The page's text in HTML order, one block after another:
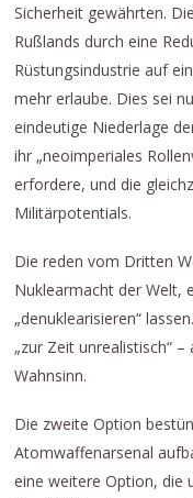
Sicherheit gewährten.
Rußlands durch eine
Rüstungsindustrie auf
mehr erlaube. Dies sei
eindeutige Niederlage
ihr „neoimperiales
erfordere, und die
Militärpotentials.
Die reden vom Dritten
Nuklearmacht der Welt,
„denuklearisieren“
„zur Zeit unrealistisch“
Wahnsinn.
Die zweite Option
Atomwaffenarsenal
eine weitere Option, die